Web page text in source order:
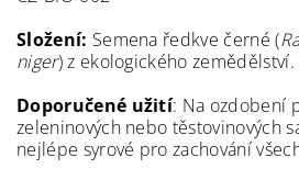
Složení: Semena ředkve černé (
niger) z ekologického zemědělství.
Doporučené užití: Na ozdobení
zeleninových nebo těstovinových
nejlépe syrové pro zachování